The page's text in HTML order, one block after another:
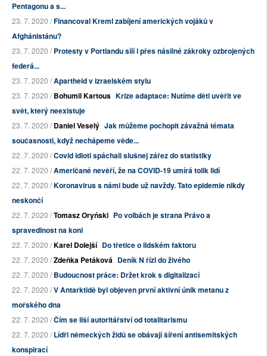
Pentagonu a s...
23. 7. 2020 /Financoval Kreml zabíjení amerických vojáků v
Afghánistánu?
23. 7. 2020 /Protesty v Portlandu sílí i přes násilné zákroky ozbrojených
federá...
23. 7. 2020 /Apartheid v izraelském stylu
23. 7. 2020 /Bohumil Kartous Krize adaptace: Nutíme děti uvěřit ve
svět, který neexistuje
23. 7. 2020 /Daniel Veselý Jak můžeme pochopit závažná témata
současnosti, když nechápeme věde...
22. 7. 2020 /Covid idioti spáchali slušnej zářez do statistiky
22. 7. 2020 /Američané nevěří, že na COVID-19 umírá tolik lidí
22. 7. 2020 /Koronavirus s námi bude už navždy. Tato epidemie nikdy
neskončí
22. 7. 2020 /Tomasz Oryński Po volbách je strana Právo a
spravedlnost na koni
22. 7. 2020 /Karel Dolejší Do třetice o lidském faktoru
22. 7. 2020 /Zdeňka Petáková Deník N řízl do živého
22. 7. 2020 /Budoucnost práce: Držet krok s digitalizací
22. 7. 2020 /V Antarktidě byl objeven první aktivní únik metanu z
mořského dna
22. 7. 2020 /Čím se liší autoritářství od totalitarismu
22. 7. 2020 /Lídři německých židů se obávají šíření antisemitských
konspirací